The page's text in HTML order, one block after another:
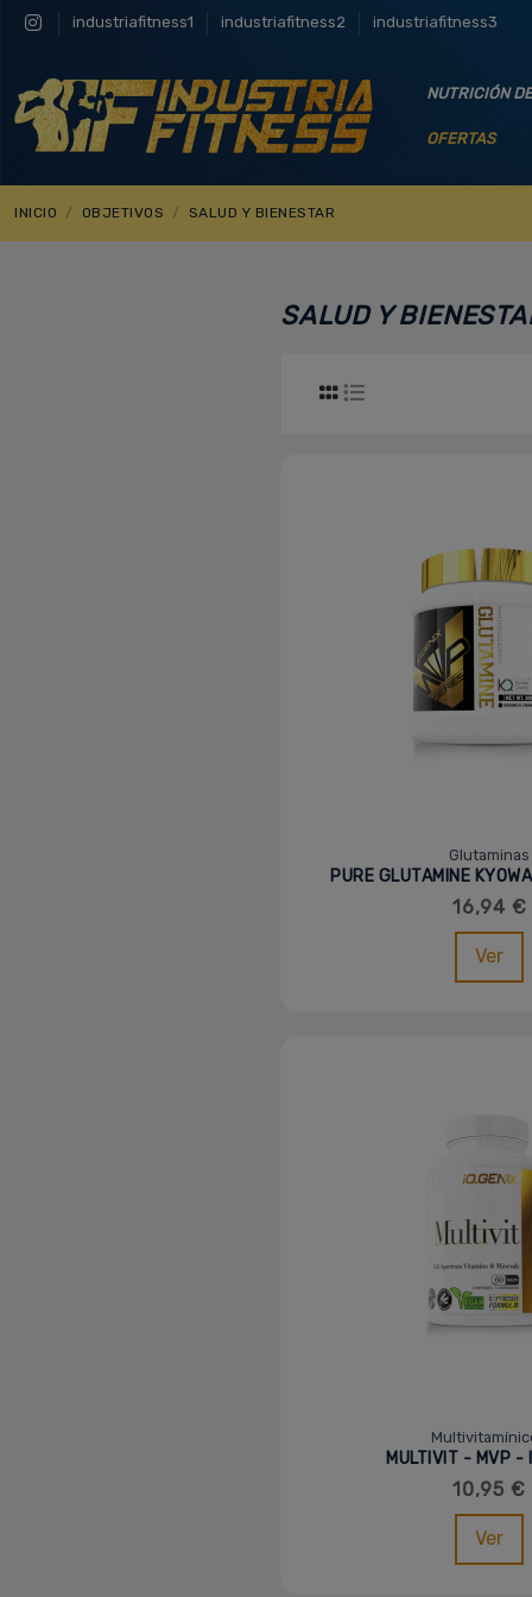
industriafitness1 industriafitness2 industriafitness3
NUTRICIÓN
OFERTAS
INICIO OBJETIVOS SALUD Y BIENESTAR
SALUD Y
Glutaminas
PURE GLUTAMINE
IOGENIX
16,94 €
Ver
MULTIVIT - MVP -
10,95 €
Ver